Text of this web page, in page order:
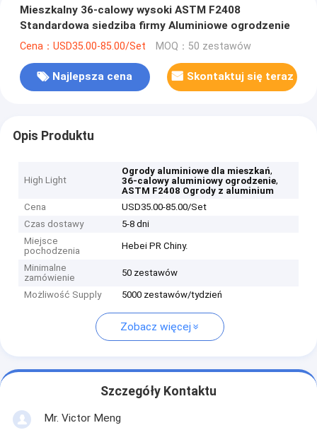
Mieszkalny 36-calowy wysoki ASTM F2408
Standardowa siedziba firmy Aluminiowe ogrodzenie
Cena：USD35.00-85.00/Set MOQ：50 zestawów
Najlepsza cena Skontaktuj się teraz
Opis Produktu
High Light
Ogrody aluminiowe dla mieszkań,
36-calowy aluminiowy ogrodzenie,
ASTM F2408 Ogrody z aluminium
Cena
USD35.00-85.00/Set
Czas dostawy
5-8 dni
Miejsce
pochodzenia
Hebei PR Chiny.
Minimalne
zamówienie
50 zestawów
Możliwość Supply 5000 zestawów/tydzień
Zobacz więcej
Szczegóły Kontaktu
Mr. Victor Meng